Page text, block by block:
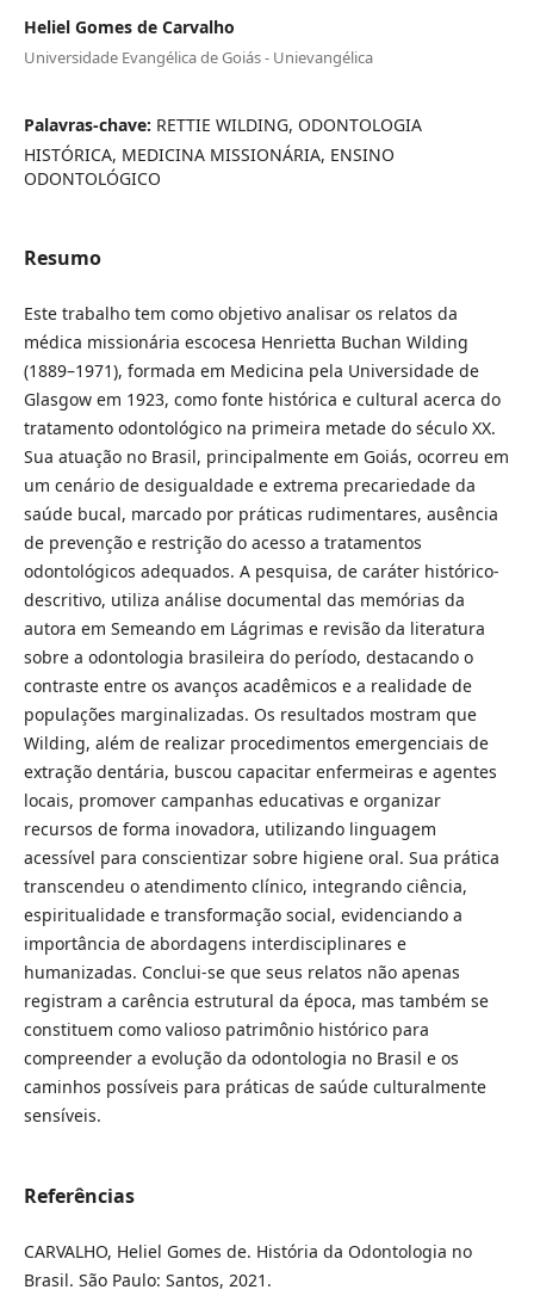
Heliel Gomes de Carvalho
Universidade Evangélica de Goiás - Unievangélica
Palavras-chave: RETTIE WILDING, ODONTOLOGIA
HISTÓRICA, MEDICINA MISSIONÁRIA, ENSINO
ODONTOLÓGICO
Resumo
Este trabalho tem como objetivo analisar os relatos da
médica missionária escocesa Henrietta Buchan Wilding
(1889–1971), formada em Medicina pela Universidade de
Glasgow em 1923, como fonte histórica e cultural acerca do
tratamento odontológico na primeira metade do século XX.
Sua atuação no Brasil, principalmente em Goiás, ocorreu em
um cenário de desigualdade e extrema precariedade da
saúde bucal, marcado por práticas rudimentares, ausência
de prevenção e restrição do acesso a tratamentos
odontológicos adequados. A pesquisa, de caráter histórico-
descritivo, utiliza análise documental das memórias da
autora em Semeando em Lágrimas e revisão da literatura
sobre a odontologia brasileira do período, destacando o
contraste entre os avanços acadêmicos e a realidade de
populações marginalizadas. Os resultados mostram que
Wilding, além de realizar procedimentos emergenciais de
extração dentária, buscou capacitar enfermeiras e agentes
locais, promover campanhas educativas e organizar
recursos de forma inovadora, utilizando linguagem
acessível para conscientizar sobre higiene oral. Sua prática
transcendeu o atendimento clínico, integrando ciência,
espiritualidade e transformação social, evidenciando a
importância de abordagens interdisciplinares e
humanizadas. Conclui-se que seus relatos não apenas
registram a carência estrutural da época, mas também se
constituem como valioso patrimônio histórico para
compreender a evolução da odontologia no Brasil e os
caminhos possíveis para práticas de saúde culturalmente
sensíveis.
Referências
CARVALHO, Heliel Gomes de. História da Odontologia no
Brasil. São Paulo: Santos, 2021.